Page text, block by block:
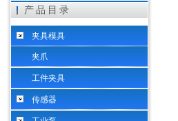
希而科工业控制设备（上海）有限公司
产品目录
夹具模具
夹爪
工件夹具
传感器